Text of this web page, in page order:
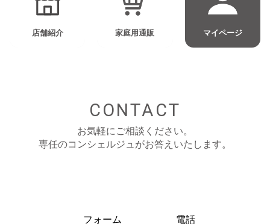
店舗紹介 家庭用通販 マイページ
CONTACT
お気軽にご相談ください。
専任のコンシェルジュがお答えいたします。
フォーム 電話